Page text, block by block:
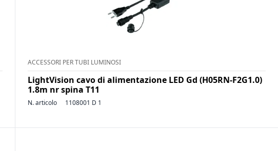
ACCESSORI PER TUBI LUMINOSI
LightVision cavo di alimentazione LED Gd (H05RN-F2G1.0)
1.8m nr spina T11
N. articolo 1108001 D 1